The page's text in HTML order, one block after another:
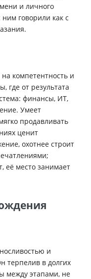
и личного
говорили как с
компетентность и
где от результата
финансы, ИТ,
Умеет
продавливать
ценит
охотнее строит
её место занимает
и
терпелив в долгих
между этапами, не